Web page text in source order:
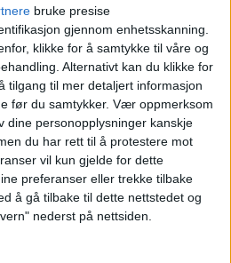
bruke presise
gjennom enhetsskanning.
klikke for å samtykke til våre og
Alternativt kan du klikke for
tilgang til mer detaljert informasjon
før du samtykker. Vær oppmerksom
dine personopplysninger kanskje
du har rett til å protestere mot
vil kun gjelde for dette
preferanser eller trekke tilbake
å gå tilbake til dette nettstedet og
nederst på nettsiden.
protester:
byens eldste
legges ned
i